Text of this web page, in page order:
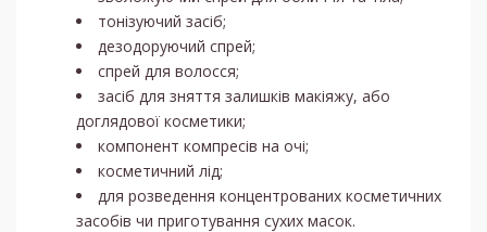
тонізуючий засіб;
дезодоруючий спрей;
спрей для волосся;
засіб для зняття залишків макіяжу, або
доглядової косметики;
компонент компресів на очі;
косметичний лід;
для розведення концентрованих косметичних
засобів чи приготування сухих масок.